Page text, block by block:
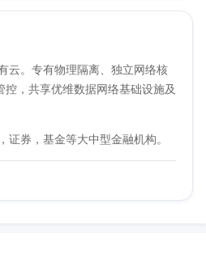
云。专有物理隔离、独立网络核
，共享优维数据网络基础设施及
证券，基金等大中型金融机构。